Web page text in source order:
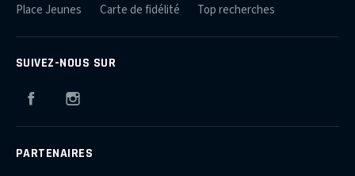
Place Jeunes
Carte de fidélité Top recherches
SUIVEZ-NOUS SUR
Facebook
PARTENAIRES